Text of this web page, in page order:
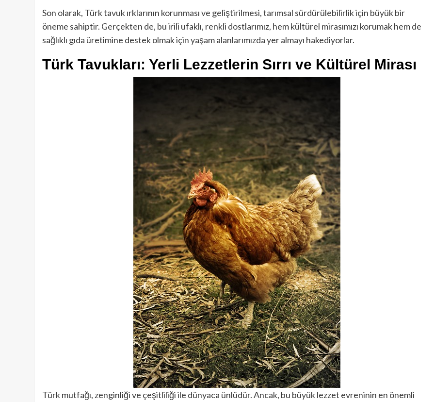
Son olarak, Türk tavuk ırklarının korunması ve geliştirilmesi, tarımsal sürdürülebilirlik için büyük bir
öneme sahiptir. Gerçekten de, bu irili ufaklı, renkli dostlarımız, hem kültürel mirasımızı korumak hem de
sağlıklı gıda üretimine destek olmak için yaşam alanlarımızda yer almayı hakediyorlar.
Türk Tavukları: Yerli Lezzetlerin Sırrı ve Kültürel Mirası
Türk mutfağı, zenginliği ve çeşitliliği ile dünyaca ünlüdür. Ancak, bu büyük lezzet evreninin en önemli